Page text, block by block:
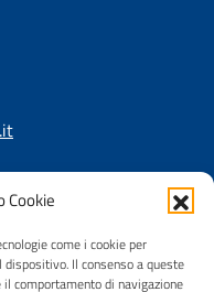
Cookie
come i cookie per
Il consenso a queste
comportamento di navigazione